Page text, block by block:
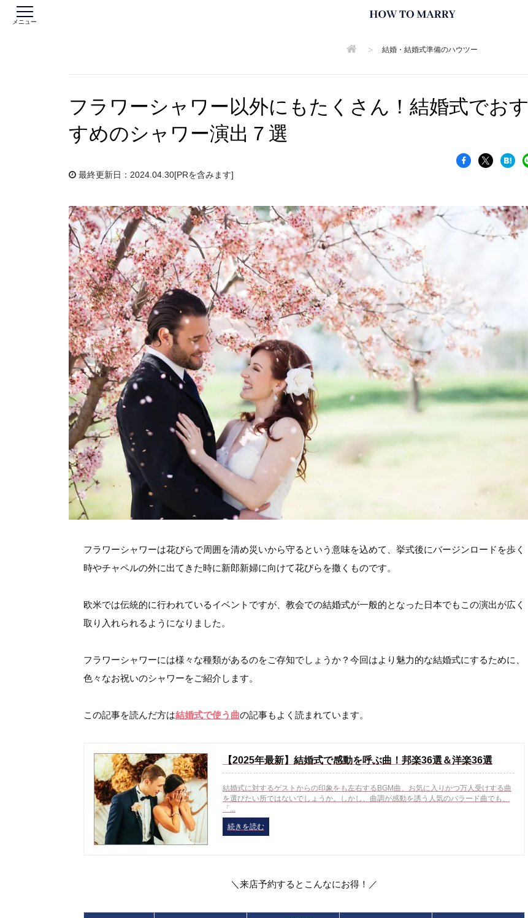
メニュー
> 結婚・結婚式準備のハウツー
フラワーシャワー以外にもたくさん！結婚式でおす
すめのシャワー演出７選
最終更新日：2024.04.30[PRを含みます]
フラワーシャワーは花びらで周囲を清め災いから守るという意味を込めて、挙式後にバージンロードを歩く
時やチャペルの外に出てきた時に新郎新婦に向けて花びらを撒くものです。
欧米では伝統的に行われているイベントですが、教会での結婚式が一般的となった日本でもこの演出が広く
取り入れられるようになりました。
フラワーシャワーには様々な種類があるのをご存知でしょうか？今回はより魅力的な結婚式にするために、
色々なお祝いのシャワーをご紹介します。
この記事を読んだ方は結婚式で使う曲の記事もよく読まれています。
【2025年最新】結婚式で感動を呼ぶ曲！邦楽36選＆洋楽36選
結婚式に対するゲストからの印象をも左右するBGM曲、お気に入りかつ万人受けする曲
を選びたい所ではないでしょうか。しかし、曲調が感動を誘う人気のバラード曲でも、
「...
続きを読む
＼来店予約するとこんなにお得！／